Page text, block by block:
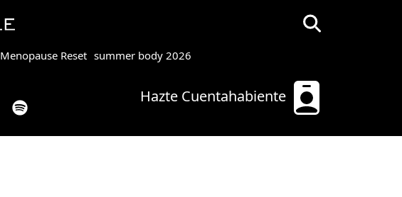
Hazte Cuentahabiente
Menopause Reset summer body 2026